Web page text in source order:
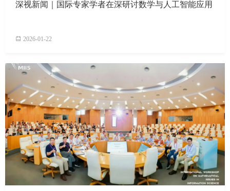
深视新闻｜国际专家学者在深研讨数学与人工智能应用
2026-01-22